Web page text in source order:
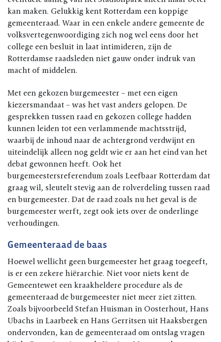
kan maken. Gelukkig kent Rotterdam een koppige
gemeenteraad. Waar in een enkele andere gemeente de
volksvertegenwoordiging zich nog wel eens door het
college een besluit in laat intimideren, zijn de
Rotterdamse raadsleden niet gauw onder indruk van
macht of middelen.
Met een gekozen burgemeester – met een eigen
kiezersmandaat – was het vast anders gelopen. De
gesprekken tussen raad en gekozen college hadden
kunnen leiden tot een verlammende machtsstrijd,
waarbij de inhoud naar de achtergrond verdwijnt en
uiteindelijk alleen nog geldt wie er aan het eind van het
debat gewonnen heeft. Ook het
burgemeestersreferendum zoals Leefbaar Rotterdam dat
graag wil, sleutelt stevig aan de rolverdeling tussen raad
en burgemeester. Dat de raad zoals nu het geval is de
burgemeester werft, zegt ook iets over de onderlinge
verhoudingen.
Gemeenteraad de baas
Hoewel wellicht geen burgemeester het graag toegeeft,
is er een zekere hiërarchie. Niet voor niets kent de
Gemeentewet een kraakheldere procedure als de
gemeenteraad de burgemeester niet meer ziet zitten.
Zoals bijvoorbeeld Stefan Huisman in Oosterhout, Hans
Ubachs in Laarbeek en Hans Gerritsen uit Haaksbergen
ondervonden, kan de gemeenteraad om ontslag vragen